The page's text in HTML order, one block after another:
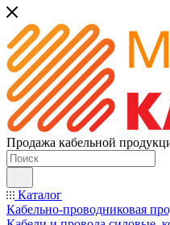
Продажа кабельной
Каталог
Кабельно-проводниковая